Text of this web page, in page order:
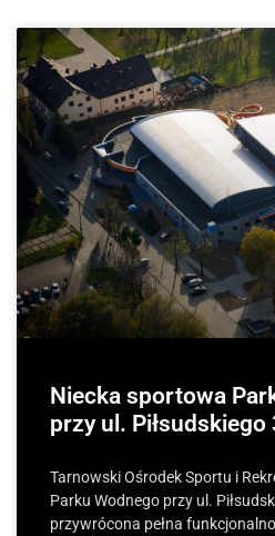
Niecka sportowa
przy ul. Piłsudskiego
Tarnowski Ośrodek Sportu i
Parku Wodnego przy ul.
przywrócona pełna